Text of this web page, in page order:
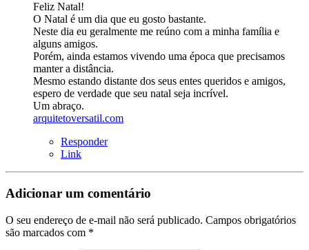
Feliz Natal!
O Natal é um dia que eu gosto bastante.
Neste dia eu geralmente me reúno com a minha família e
alguns amigos.
Porém, ainda estamos vivendo uma época que precisamos
manter a distância.
Mesmo estando distante dos seus entes queridos e amigos,
espero de verdade que seu natal seja incrível.
Um abraço.
arquitetoversatil.com
Responder
Link
Adicionar um comentário
O seu endereço de e-mail não será publicado. Campos obrigatórios
são marcados com *